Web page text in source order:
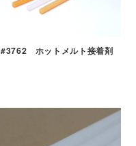
#3762 ホットメルト接着剤